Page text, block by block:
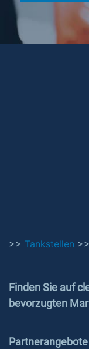
>> Tankstellen >>
Finden Sie auf
bevorzugten
Partnerangebote